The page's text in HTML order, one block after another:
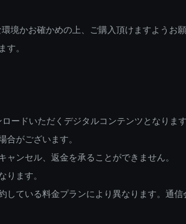
かお確かめの上、ご購入頂けますようお願
す。
ードいただくデジタルコンテンツとなりま
合がございます。
ンセル、返金を承ることができません。
ります。
している料金プランにより異なります。通